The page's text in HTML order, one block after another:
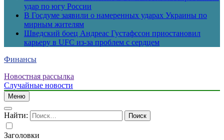
удар по югу России
В Госдуме заявили о намеренных ударах Украины по
мирным жителям
Шведский боец Андреас Густафссон приостановил
карьеру в UFC из-за проблем с сердцем
Финансы
Новостная рассылка
Случайные новости
Меню
Найти:
Заголовки